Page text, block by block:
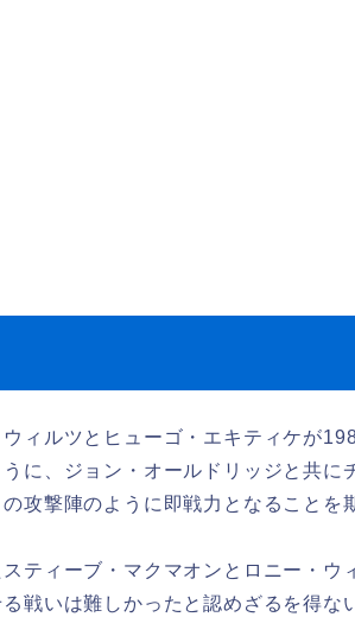
ィルツとヒューゴ・エキティケが
に、ジョン・オールドリッジと共に
攻撃陣のように即戦力となることを
ティーブ・マクマオンとロニー・ウ
戦いは難しかったと認めざるを得な